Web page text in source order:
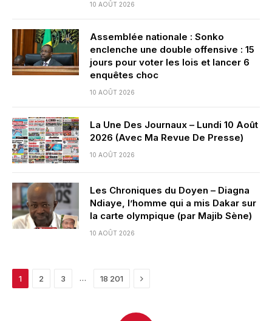
10 AOÛT 2026
Assemblée nationale : Sonko
enclenche une double offensive : 15
jours pour voter les lois et lancer 6
enquêtes choc
10 AOÛT 2026
La Une Des Journaux – Lundi 10 Août
2026 (Avec Ma Revue De Presse)
10 AOÛT 2026
Les Chroniques du Doyen – Diagna
Ndiaye, l’homme qui a mis Dakar sur
la carte olympique (par Majib Sène)
10 AOÛT 2026
1 2 3 … 18 201 Next